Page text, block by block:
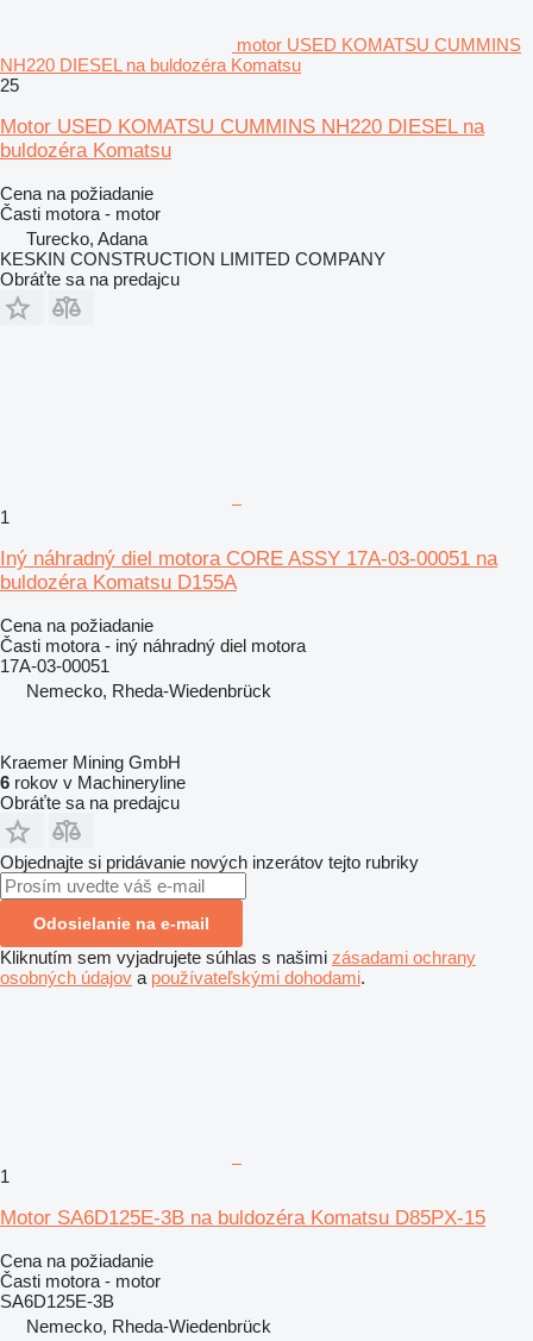
motor USED KOMATSU CUMMINS
NH220 DIESEL na buldozéra Komatsu
25
Motor USED KOMATSU CUMMINS NH220 DIESEL na
buldozéra Komatsu
Cena na požiadanie
Časti motora - motor
Turecko, Adana
KESKIN CONSTRUCTION LIMITED COMPANY
Obráťte sa na predajcu
1
Iný náhradný diel motora CORE ASSY 17A-03-00051 na
buldozéra Komatsu D155A
Cena na požiadanie
Časti motora - iný náhradný diel motora
17A-03-00051
Nemecko, Rheda-Wiedenbrück
Kraemer Mining GmbH
6 rokov v Machineryline
Obráťte sa na predajcu
Objednajte si pridávanie nových inzerátov tejto rubriky
Odosielanie na e-mail
Kliknutím sem vyjadrujete súhlas s našimi zásadami ochrany
osobných údajov a používateľskými dohodami.
1
Motor SA6D125E-3B na buldozéra Komatsu D85PX-15
Cena na požiadanie
Časti motora - motor
SA6D125E-3B
Nemecko, Rheda-Wiedenbrück